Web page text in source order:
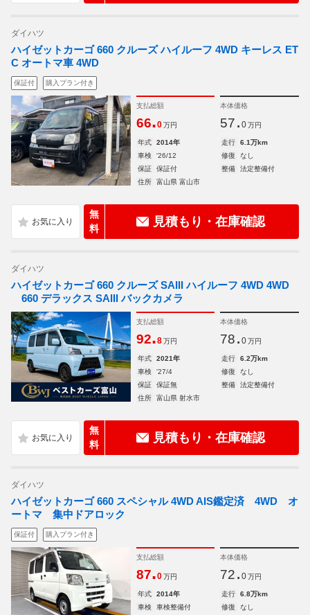
ダイハツ
ハイゼットカーゴ 660 クルーズ ハイルーフ 4WD キーレス ET
C オートマ車 4WD
保証付 購入プラン付き
支払総額
66.0 万円
本体価格
57. 0 万円
年式 2014年 走行
6.1万km
車検
'26/12 修復
なし
保証
保証付 整備
法定整備付
住所
富山県 富山市
無
料
見積もり・在庫確認
ダイハツ
ハイゼットカーゴ 660 クルーズ SAIII ハイルーフ 4WD 4WD
660 デラックス SAIII バックカメラ
支払総額
92.8 万円
本体価格
78. 0 万円
年式 2021年 走行
6.2万km
車検
'27/4 修復
なし
保証
保証無 整備
法定整備付
住所
富山県 射水市
無
料
見積もり・在庫確認
ダイハツ
ハイゼットカーゴ 660 スペシャル 4WD AIS鑑定済 4WD オ
ートマ 集中ドアロック
保証付 購入プラン付き
支払総額
87.0 万円
本体価格
72. 0 万円
年式 2014年 走行
6.8万km
車検
車検整備付 修復
なし